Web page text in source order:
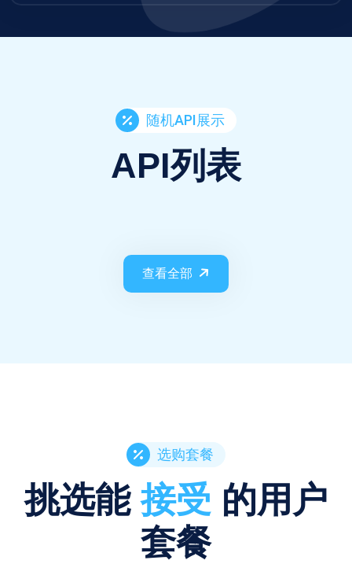
随机API展示
API列表
查看全部
选购套餐
挑选能接受 的用户
套餐